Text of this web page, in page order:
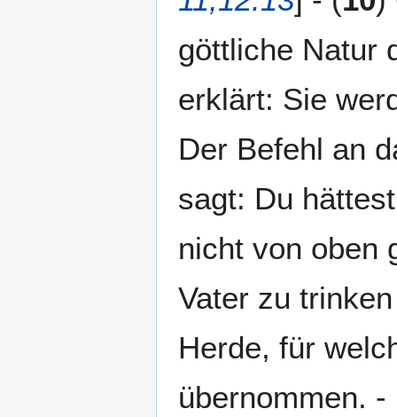
göttliche Natur
erklärt: Sie
Der Befehl an
sagt: Du
nicht von oben
Vater zu
Herde, für
übernommen. -